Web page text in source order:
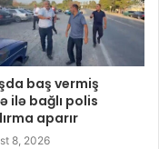
baş vermiş
ilə bağlı polis
aparır
8, 2026